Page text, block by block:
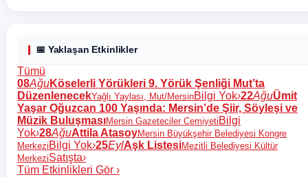
📅 Yaklaşan Etkinlikler
Tümü
08AğuKöselerli Yörükleri 9. Yörük Şenliği Mut’ta
DüzenlenecekYağlı Yaylası, Mut/MersinBilgi Yok›22AğuÜmit
Yaşar Oğuzcan 100 Yaşında: Mersin’de Şiir, Söyleşi ve
Müzik BuluşmasıMersin Gazeteciler Cemiyeti Bilgi
Yok›28AğuAttila AtasoyMersin Büyükşehir Belediyesi Kongre
Merkezi Bilgi Yok›25EylAşk ListesiMezitli Belediyesi Kültür
MerkeziSatışta›
Tüm Etkinlikleri Gör ›